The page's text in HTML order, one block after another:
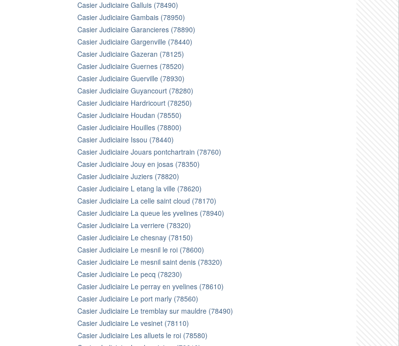
Casier Judiciaire Galluis (78490)
Casier Judiciaire Gambais (78950)
Casier Judiciaire Garancieres (78890)
Casier Judiciaire Gargenville (78440)
Casier Judiciaire Gazeran (78125)
Casier Judiciaire Guernes (78520)
Casier Judiciaire Guerville (78930)
Casier Judiciaire Guyancourt (78280)
Casier Judiciaire Hardricourt (78250)
Casier Judiciaire Houdan (78550)
Casier Judiciaire Houilles (78800)
Casier Judiciaire Issou (78440)
Casier Judiciaire Jouars pontchartrain (78760)
Casier Judiciaire Jouy en josas (78350)
Casier Judiciaire Juziers (78820)
Casier Judiciaire L etang la ville (78620)
Casier Judiciaire La celle saint cloud (78170)
Casier Judiciaire La queue les yvelines (78940)
Casier Judiciaire La verriere (78320)
Casier Judiciaire Le chesnay (78150)
Casier Judiciaire Le mesnil le roi (78600)
Casier Judiciaire Le mesnil saint denis (78320)
Casier Judiciaire Le pecq (78230)
Casier Judiciaire Le perray en yvelines (78610)
Casier Judiciaire Le port marly (78560)
Casier Judiciaire Le tremblay sur mauldre (78490)
Casier Judiciaire Le vesinet (78110)
Casier Judiciaire Les alluets le roi (78580)